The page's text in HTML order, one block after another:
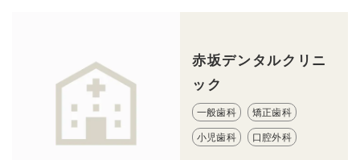
赤坂デンタルクリニ
ック
一般歯科 矯正歯科
小児歯科 口腔外科